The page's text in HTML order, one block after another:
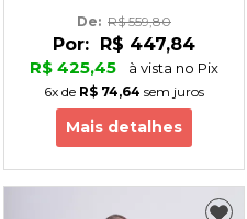
De: R$ 559,80
Por: R$ 447,84
R$ 425,45
à vista no Pix
6x de R$ 74,64 sem juros
Mais detalhes